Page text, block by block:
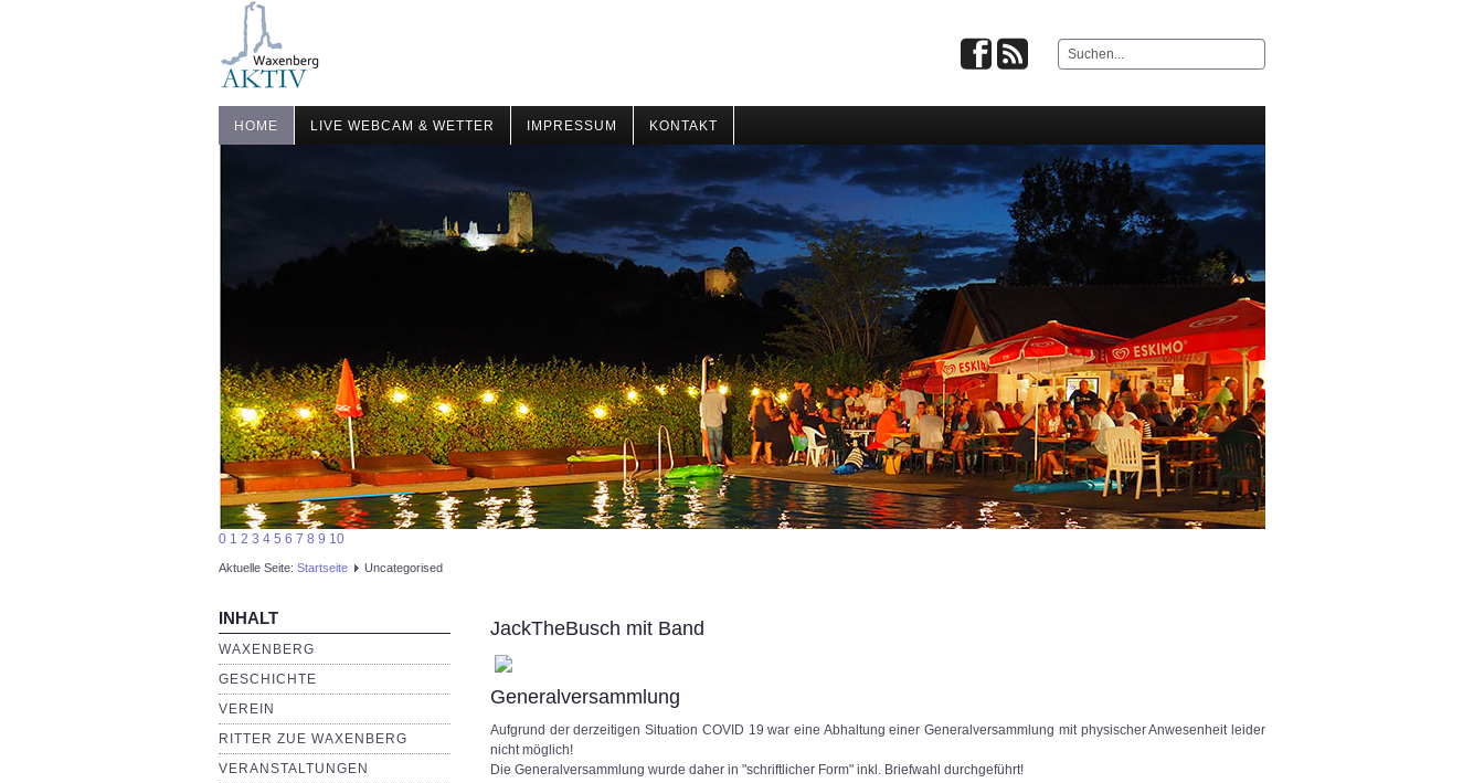
Suchen
HOME LIVE WEBCAM & WETTER IMPRESSUM KONTAKT
0 1 2 3 4 5 6 7 8 9 10
Aktuelle Seite: Startseite Uncategorised
INHALT
WAXENBERG
GESCHICHTE
VEREIN
RITTER ZUE WAXENBERG
VERANSTALTUNGEN
JackTheBusch mit Band
Generalversammlung
Aufgrund der derzeitigen Situation COVID 19 war eine Abhaltung einer Generalversammlung mit physischer Anwesenheit leider
nicht möglich!
Die Generalversammlung wurde daher in "schriftlicher Form" inkl. Briefwahl durchgeführt!